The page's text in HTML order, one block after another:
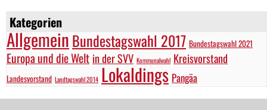
Kategorien
AllgemeinBundestagswahl 2017 Bundestagswahl 2021
Europa und die Welt in der SVV Kommunalwahl Kreisvorstand
Landesvorstand Landtagswahl 2014 Lokaldings Pangäa